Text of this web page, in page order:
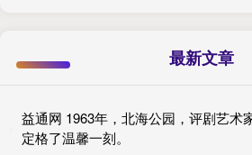
最新文章
益通网 1963年，北海公园，评剧艺术
定格了温馨一刻。